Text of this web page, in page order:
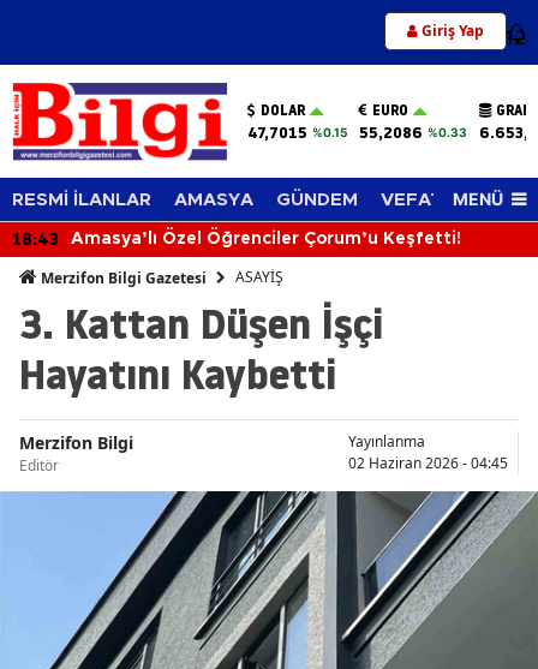
Giriş Yap 12
DOLAR
47,7015 %0.15
EURO
55,2086 %0.33
RESMİ İLANLAR AMASYA GÜNDEM VEFAT EDENLER
MENÜ
18:43 Amasya’lı Özel Öğrenciler Çorum’u Keşfetti!
Merzifon Bilgi Gazetesi ASAYİŞ
3. Kattan Düşen İşçi
Hayatını Kaybetti
Merzifon Bilgi
Editör
Yayınlanma
02 Haziran 2026 - 04:45